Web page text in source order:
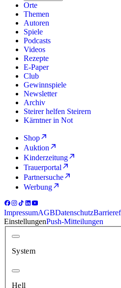
Orte
Themen
Autoren
Spiele
Podcasts
Videos
Rezepte
E-Paper
Club
Gewinnspiele
Newsletter
Archiv
Steirer helfen Steirern
Kärntner in Not
Shop
Auktion
Kinderzeitung
Trauerportal
Partnersuche
Werbung
ImpressumAGBDatenschutz
EinstellungenPush-Mitteilungen
System
Hell